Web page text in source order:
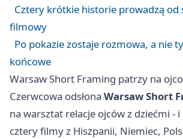
Cztery krótkie historie prowadzą od
filmowy
Po pokazie zostaje rozmowa, a nie
końcowe
Warsaw Short Framing patrzy na
Czerwcowa odsłona Warsaw Short
na warsztat relacje ojców z dziećmi -
cztery filmy z Hiszpanii, Niemiec,